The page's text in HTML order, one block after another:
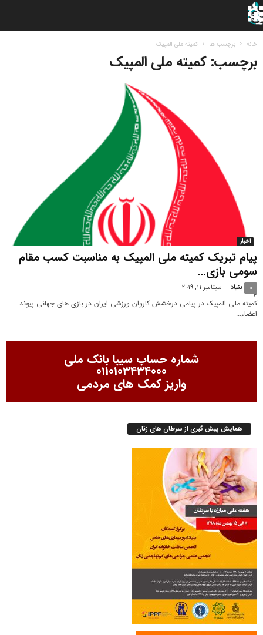
خانه برچسب ها کمیته ملی المپیک
برچسب: کمیته ملی المپیک
اخبار
پیام تبریک کمیته ملی المپیک به مناسبت کسب مقام
سومی بازی...
بنیاد- سپتامبر 11, 2019 0
کمیته ملی المپیک در پیامی درخشش کاروان ورزشی ایران در بازی های جهانی پیوند
اعضاء...
شماره حساب سیبا بانک ملی
0110103434000
واریز کمک های مردمی
همایش پیش گیری از سرطان های زنان